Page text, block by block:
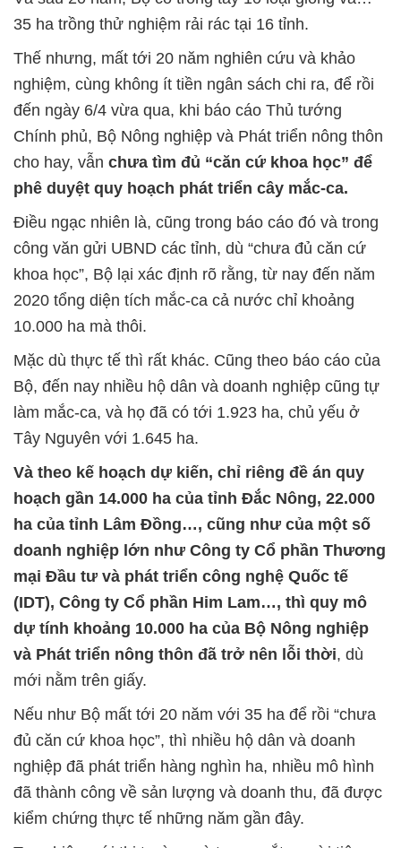
35 ha trồng thử nghiệm rải rác tại 16 tỉnh.
Thế nhưng, mất tới 20 năm nghiên cứu và khảo
nghiệm, cùng không ít tiền ngân sách chi ra, để rồi
đến ngày 6/4 vừa qua, khi báo cáo Thủ tướng
Chính phủ, Bộ Nông nghiệp và Phát triển nông thôn
cho hay, vẫn chưa tìm đủ “căn cứ khoa học” để
phê duyệt quy hoạch phát triển cây mắc-ca.
Điều ngạc nhiên là, cũng trong báo cáo đó và trong
công văn gửi UBND các tỉnh, dù “chưa đủ căn cứ
khoa học”, Bộ lại xác định rõ rằng, từ nay đến năm
2020 tổng diện tích mắc-ca cả nước chỉ khoảng
10.000 ha mà thôi.
Mặc dù thực tế thì rất khác. Cũng theo báo cáo của
Bộ, đến nay nhiều hộ dân và doanh nghiệp cũng tự
làm mắc-ca, và họ đã có tới 1.923 ha, chủ yếu ở
Tây Nguyên với 1.645 ha.
Và theo kế hoạch dự kiến, chỉ riêng đề án quy
hoạch gần 14.000 ha của tỉnh Đắc Nông, 22.000
ha của tỉnh Lâm Đồng…, cũng như của một số
doanh nghiệp lớn như Công ty Cổ phần Thương
mại Đầu tư và phát triển công nghệ Quốc tế
(IDT), Công ty Cổ phần Him Lam…, thì quy mô
dự tính khoảng 10.000 ha của Bộ Nông nghiệp
và Phát triển nông thôn đã trở nên lỗi thời, dù
mới nằm trên giấy.
Nếu như Bộ mất tới 20 năm với 35 ha để rồi “chưa
đủ căn cứ khoa học”, thì nhiều hộ dân và doanh
nghiệp đã phát triển hàng nghìn ha, nhiều mô hình
đã thành công về sản lượng và doanh thu, đã được
kiểm chứng thực tế những năm gần đây.